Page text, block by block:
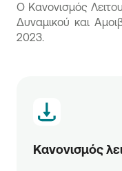
Ο Κανονισμός
Δυναμικού και
2023.
Κανονισμός